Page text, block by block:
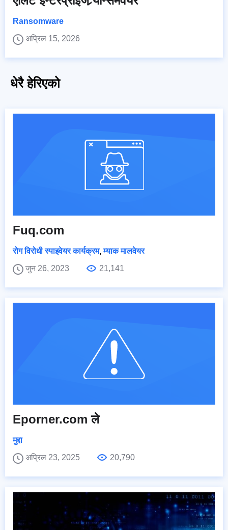
Ransomware
अप्रिल 15, 2026
धेरै हेरिएको
Fuq.com
रोग विरोधी स्पाइवेयर कार्यक्रम,म्याक मालवेयर
जुन 26, 2023
21,141
Eporner.com ले
मुद्दा
अप्रिल 23, 2025
20,790